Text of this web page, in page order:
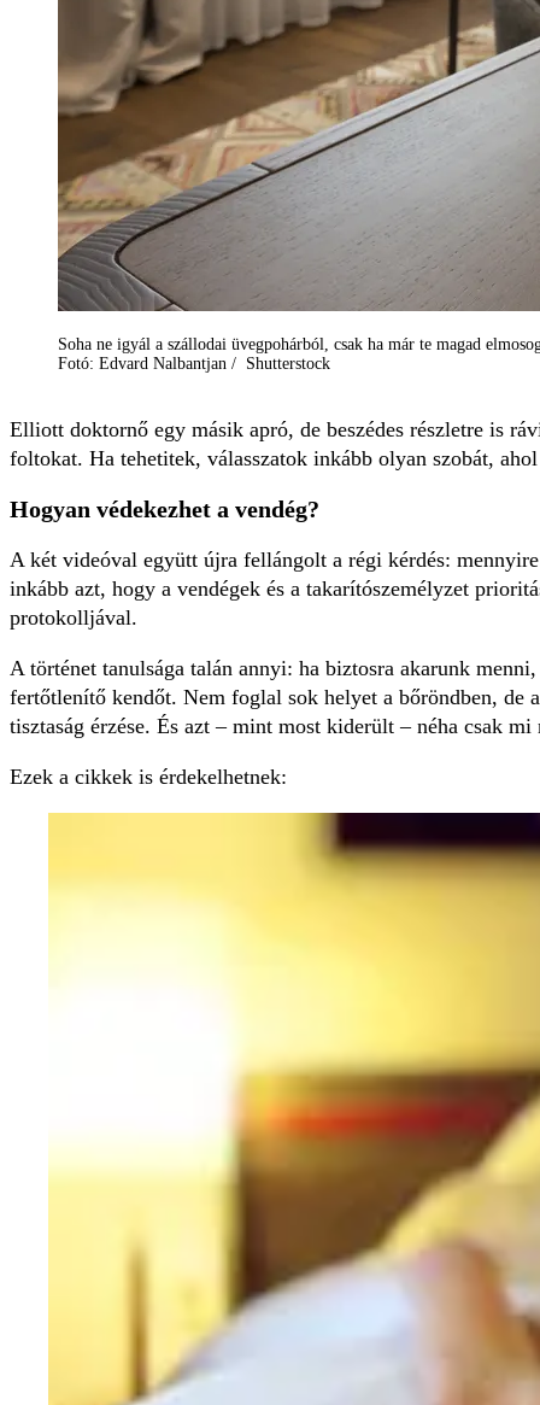
Soha ne igyál a szállodai üvegpohárból, csak ha már te magad
Fotó: Edvard Nalbantjan / Shutterstock
Elliott doktornő egy másik apró, de beszédes részletre is
foltokat. Ha tehetitek, válasszatok inkább olyan szobát,
Hogyan védekezhet a vendég?
A két videóval együtt újra fellángolt a régi kérdés:
inkább azt, hogy a vendégek és a takarítószemélyzet
protokolljával.
A történet tanulsága talán annyi: ha biztosra akarunk
fertőtlenítő kendőt. Nem foglal sok helyet a bőröndben, de
tisztaság érzése. És azt – mint most kiderült – néha csak
Ezek a cikkek is érdekelhetnek: